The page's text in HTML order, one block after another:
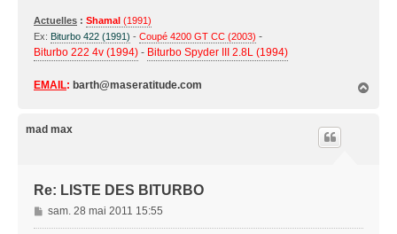
Actuelles : Shamal (1991)
Ex: Biturbo 422 (1991) - Coupé 4200 GT CC (2003) -
Biturbo 222 4v (1994) - Biturbo Spyder III 2.8L (1994)
EMAIL: barth@maseratitude.com
mad max
Re: LISTE DES BITURBO
M
e
sam. 28 mai 2011 15:55